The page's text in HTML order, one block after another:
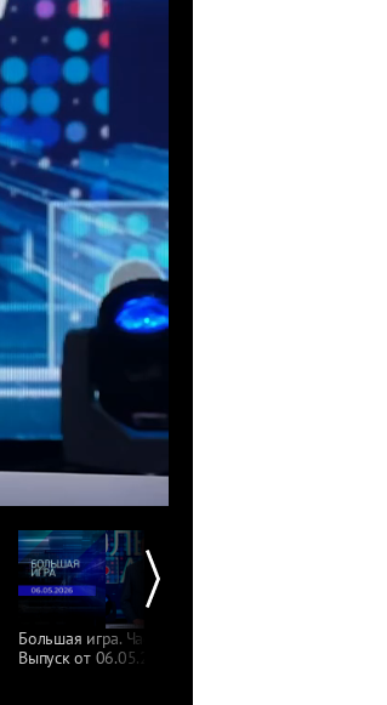
Большая игра. Часть 2.
Выпуск от 06.05.2026